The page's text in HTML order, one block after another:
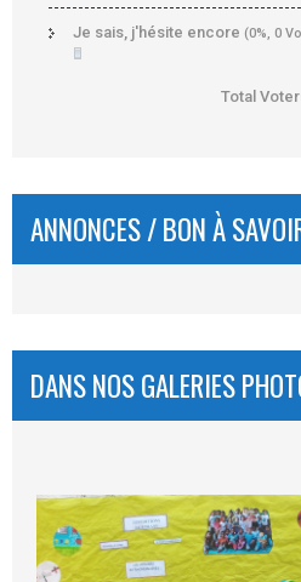
Je sais, j'hésite encore (0%, 0
Total
ANNONCES / BON À
DANS NOS GALERIES